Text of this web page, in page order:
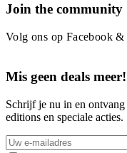
Join the community
Volg ons op Facebook &
Mis geen deals meer!
Schrijf je nu in en
editions en speciale acties.